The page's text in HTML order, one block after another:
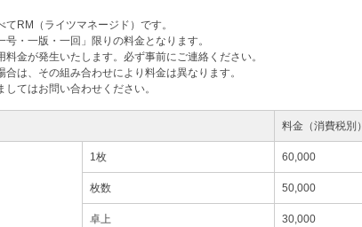
RM（ライツマネージド）です。
・一版・一回」限りの料金となります。
金が発生いたします。必ず事前にご連絡ください。
は、その組み合わせにより料金は異なります。
てはお問い合わせください。
料金（消費税別）
1枚 60,000
枚数 50,000
卓上 30,000